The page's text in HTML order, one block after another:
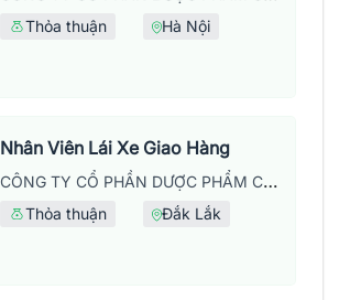
Thỏa thuận Hà Nội
Nhân Viên Lái Xe Giao Hàng
CÔNG TY CỔ PHẦN DƯỢC PHẨM CPC1 HÀ NỘI
Thỏa thuận Đắk Lắk